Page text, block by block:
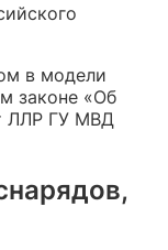
в модели
законе «Об
ЛЛР ГУ МВД